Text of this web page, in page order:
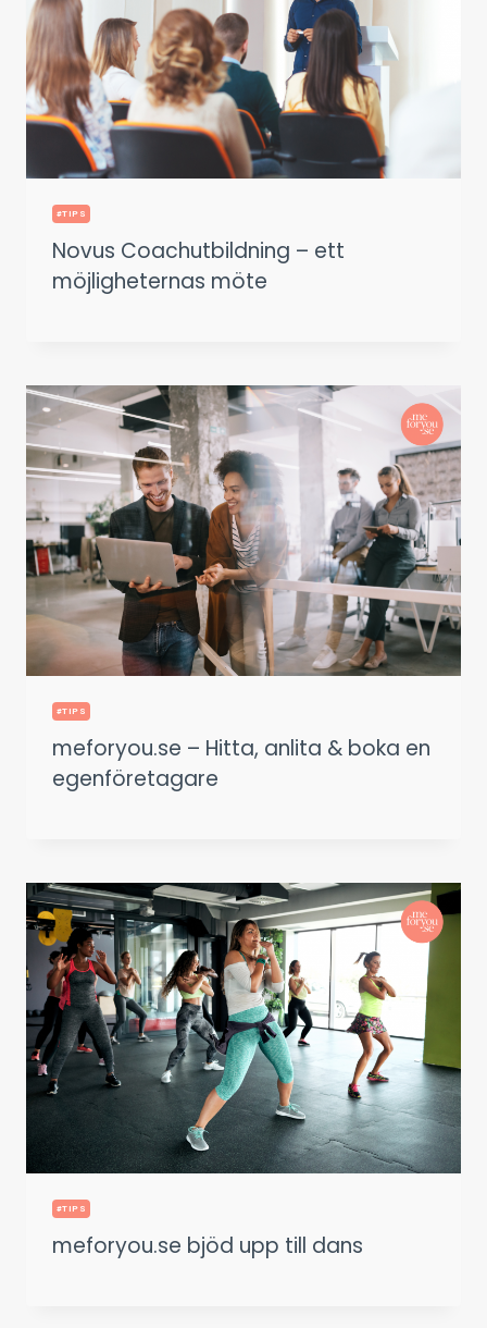
#TIPS
Novus Coachutbildning – ett
möjligheternas möte
#TIPS
meforyou.se – Hitta, anlita & boka en
egenföretagare
#TIPS
meforyou.se bjöd upp till dans